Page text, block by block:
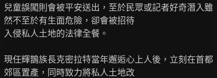
兒童誤闖則會被平安送出，至於民眾或記者好奇潛入雖
然不至於有生面危險，卻會被招待
入侵私人土地的法律全餐。
現任輝鵲族長克密拉特當年邂逅心上人後，立刻在首都
郊區置產，同時致力將私人土地改